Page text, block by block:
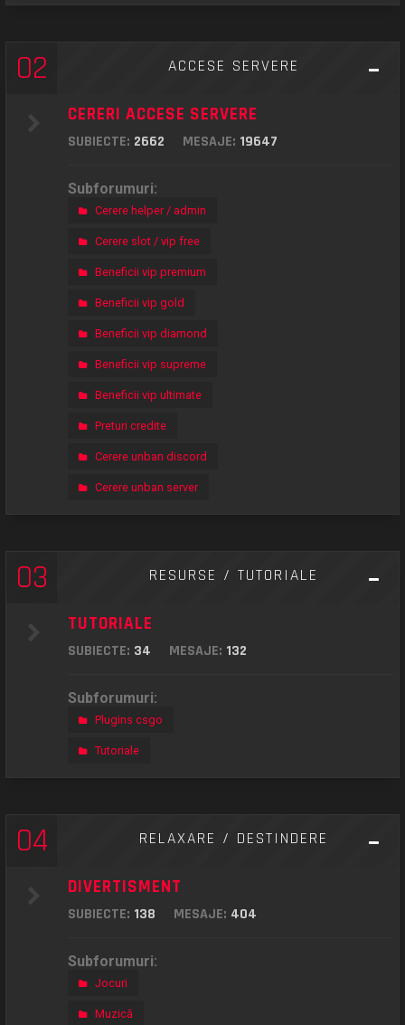
02 ACCESE SERVERE
CERERI ACCESE SERVERE
SUBIECTE: 2662 MESAJE: 19647
Subforumuri:
Cerere helper / admin
Cerere slot / vip free
Beneficii vip premium
Beneficii vip gold
Beneficii vip diamond
Beneficii vip supreme
Beneficii vip ultimate
Preturi credite
Cerere unban discord
Cerere unban server
03 RESURSE / TUTORIALE
TUTORIALE
SUBIECTE: 34 MESAJE: 132
Subforumuri:
Plugins csgo
Tutoriale
04 RELAXARE / DESTINDERE
DIVERTISMENT
SUBIECTE: 138 MESAJE: 404
Subforumuri:
Jocuri
Muzică